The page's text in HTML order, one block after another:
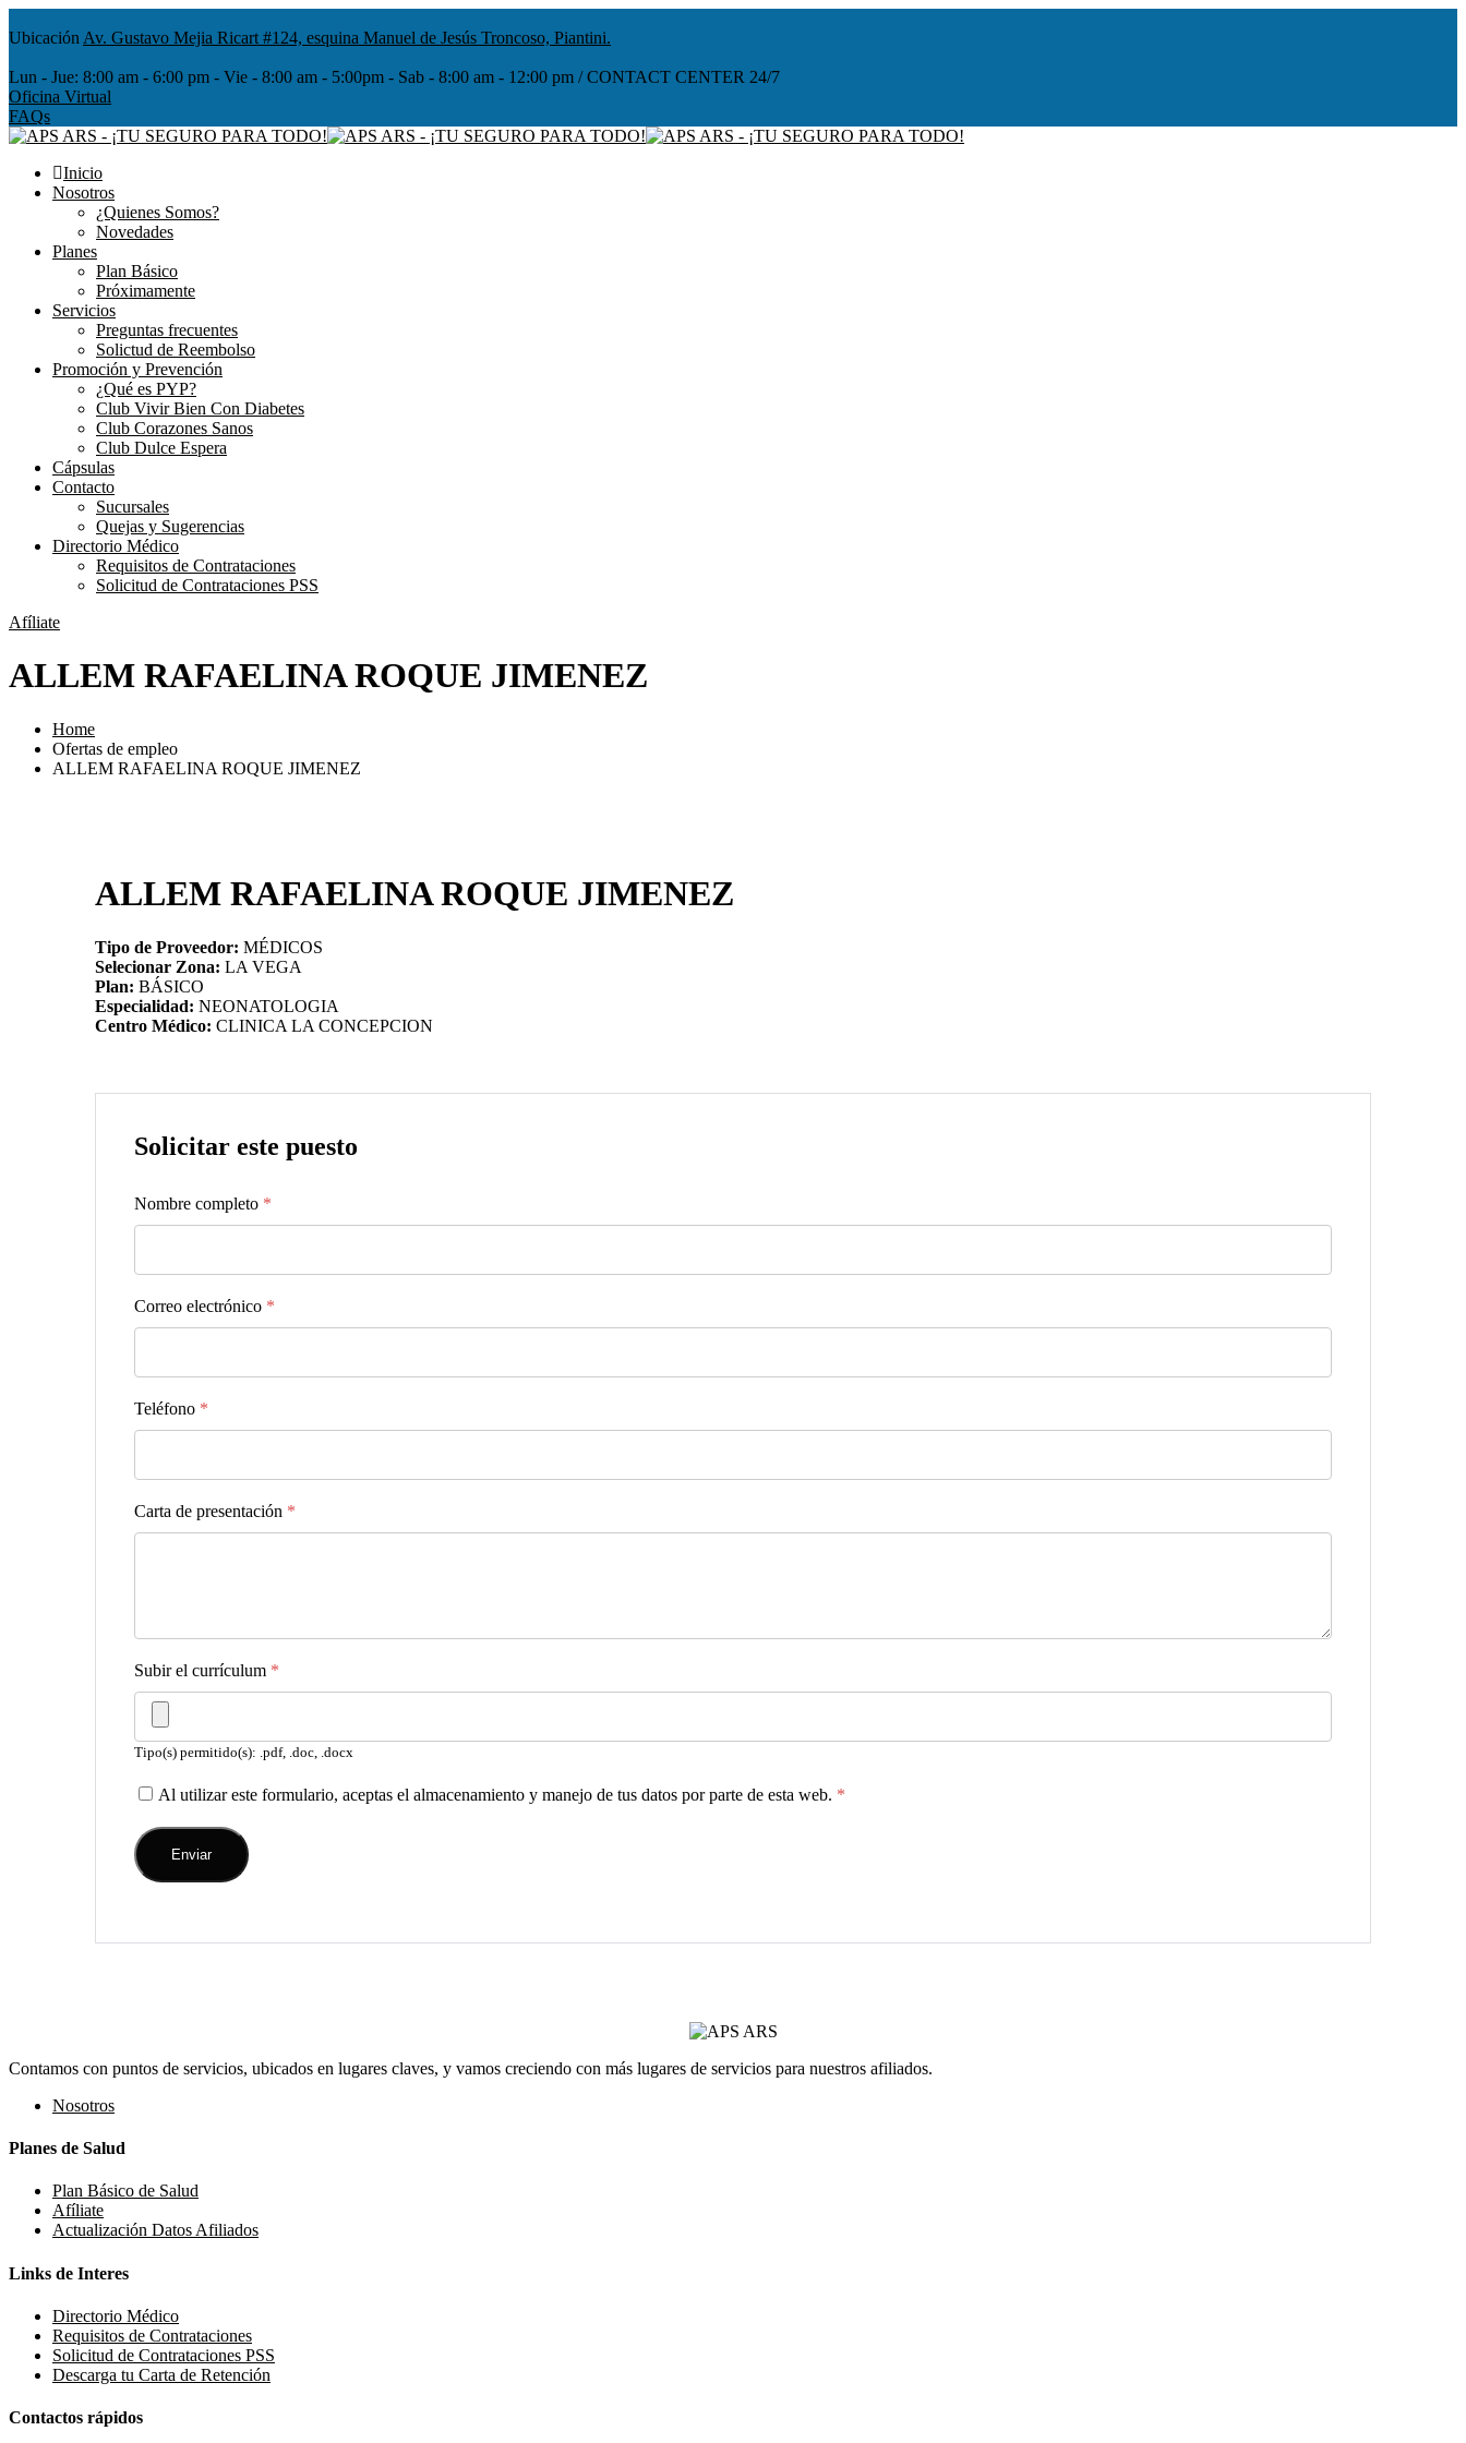
Ubicación Av. Gustavo Mejia Ricart #124, esquina Manuel de Jesús Troncoso, Piantini.
Lun - Jue: 8:00 am - 6:00 pm - Vie - 8:00 am - 5:00pm - Sab - 8:00 am - 12:00 pm / CONTACT CENTER 24/7
Oficina Virtual
FAQs
Inicio
Nosotros
¿Quienes Somos?
Novedades
Planes
Plan Básico
Próximamente
Servicios
Preguntas frecuentes
Solictud de Reembolso
Promoción y Prevención
¿Qué es PYP?
Club Vivir Bien Con Diabetes
Club Corazones Sanos
Club Dulce Espera
Cápsulas
Contacto
Sucursales
Quejas y Sugerencias
Directorio Médico
Requisitos de Contrataciones
Solicitud de Contrataciones PSS
Afíliate
ALLEM RAFAELINA ROQUE JIMENEZ
Home
Ofertas de empleo
ALLEM RAFAELINA ROQUE JIMENEZ
ALLEM RAFAELINA ROQUE JIMENEZ
Tipo de Proveedor: MÉDICOS
Selecionar Zona: LA VEGA
Plan: BÁSICO
Especialidad: NEONATOLOGIA
Centro Médico: CLINICA LA CONCEPCION
Solicitar este puesto
Nombre completo *
Correo electrónico *
Teléfono *
Carta de presentación *
Subir el currículum *
Tipo(s) permitido(s): .pdf, .doc, .docx
Al utilizar este formulario, aceptas el almacenamiento y manejo de tus datos por parte de esta web. *
Contamos con puntos de servicios, ubicados en lugares claves, y vamos creciendo con más lugares de servicios para nuestros afiliados.
Nosotros
Planes de Salud
Plan Básico de Salud
Afíliate
Actualización Datos Afiliados
Links de Interes
Directorio Médico
Requisitos de Contrataciones
Solicitud de Contrataciones PSS
Descarga tu Carta de Retención
Contactos rápidos